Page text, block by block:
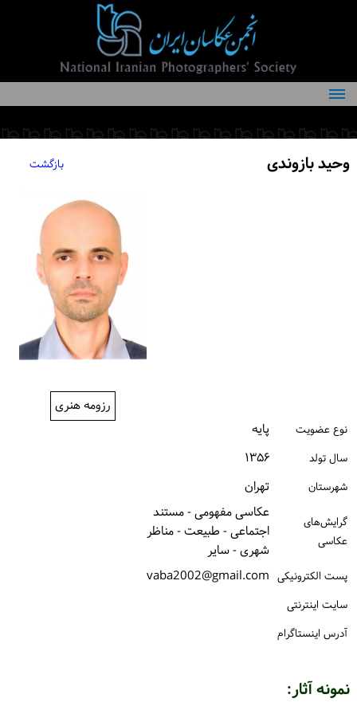
درباره انجمن
کمیته‌های انجمن
وحید بازوندی بازگشت
رزومه هنری
نوع عضویت پایه
سال تولد ۱۳۵۶
شهرستان تهران
گرایش‌های
عکاسی
عکاسی مفهومی - مستند
اجتماعی - طبیعت - مناظر
شهری - سایر
پست الكترونیكی vaba2002@gmail.com
سایت اینترنتی
آدرس اینستاگرام
نمونه آثار: